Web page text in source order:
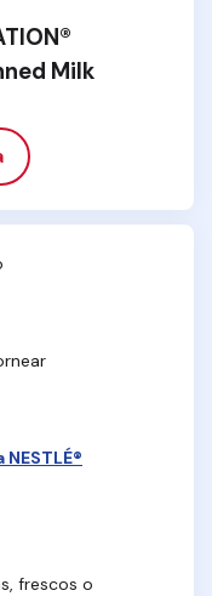
Milk
frescos o